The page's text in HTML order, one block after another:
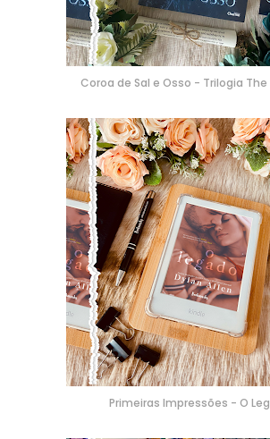
Coroa de Sal e Osso - Trilogia
Primeiras Impressões - O